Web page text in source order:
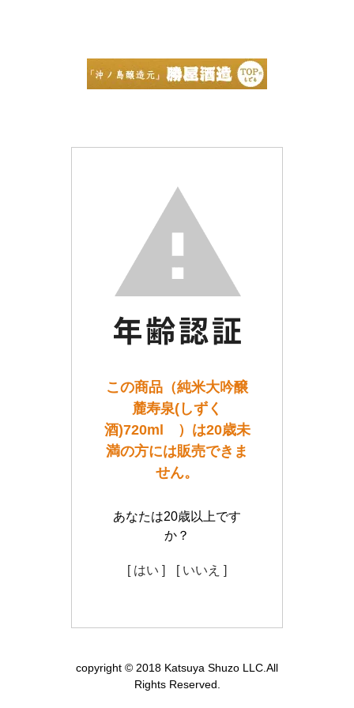
この商品（純米大吟醸
麓寿泉(しずく
酒)720ml ）は20歳未
満の方には販売できま
せん。
あなたは20歳以上です
か？
[ はい ] [ いいえ ]
copyright © 2018 Katsuya Shuzo LLC.All
Rights Reserved.